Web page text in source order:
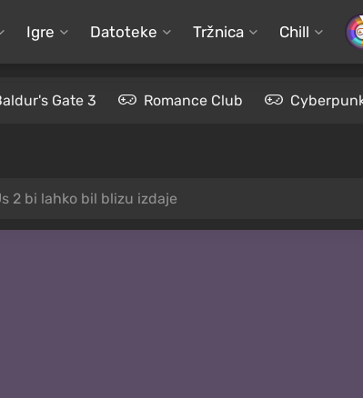
Igre Datoteke Tržnica Chill
Gate 3 Romance Club
2 bi lahko bil blizu izdaje